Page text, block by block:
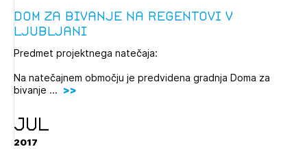
Dom za bivanje na Regentovi v
Ljubljani
Predmet projektnega natečaja:
Na natečajnem območju je predvidena gradnja Doma za
bivanje ...
JUL
2017